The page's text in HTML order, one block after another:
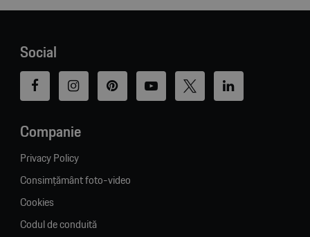
Social
Companie
Privacy Policy
Consimțământ foto-video
Cookies
Codul de conduită